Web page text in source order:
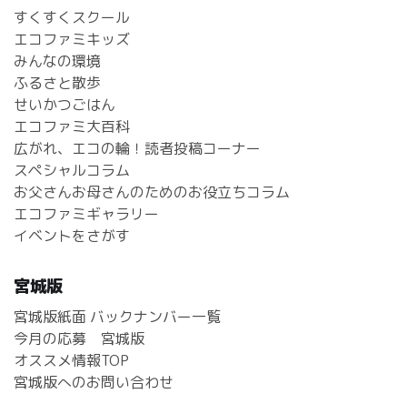
すくすくスクール
エコファミキッズ
みんなの環境
ふるさと散歩
せいかつごはん
エコファミ大百科
広がれ、エコの輪！読者投稿コーナー
スペシャルコラム
お父さんお母さんのためのお役立ちコラム
エコファミギャラリー
イベントをさがす
宮城版
宮城版紙面 バックナンバー一覧
今月の応募 宮城版
オススメ情報TOP
宮城版へのお問い合わせ